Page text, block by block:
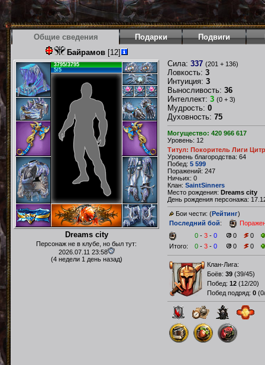
Общие сведения Подарки Подвиги
Байрамов[12]
3795/3795
5/5
Dreams city
Персонаж не в клубе, но был тут:
2026.07.11 23:58
(4 недели 1 день назад)
Сила: 337 (201 + 136)
Ловкость: 3
Интуиция: 3
Выносливость: 36
Интеллект: 3 (0 + 3)
Мудрость: 0
Духовность: 75
Могущество: 420 966 617
Уровень: 12
Титул: Покоритель Лиги
Уровень благородства: 64
Побед: 5 599
Поражений: 247
Ничьих: 0
Клан: SaintSinners
Место рождения: Dreams city
День рождения персонажа:
Бои чести: (Рейтинг)
Последний бой:
0 - 3 - 0 0
0
Итого:
0 - 3 - 0 0 0
Клан-Лига:
Боёв: 39 (39/45)
Побед: 12 (12/20)
Побед подряд: 0 (